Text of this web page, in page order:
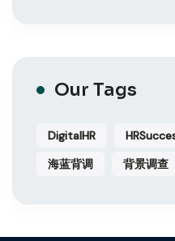
Our Tags
DigitalHR
海蓝背调
背景调查